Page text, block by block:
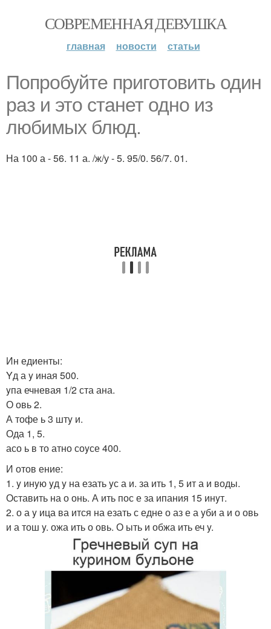
СОВРЕМЕННАЯ ДЕВУШКА
главная новости статьи
Попробуйте приготовить один
раз и это станет одно из
любимых блюд.
На 100 а - 56. 11 а. /ж/у - 5. 95/0. 56/7. 01.
Ин едиенты:
Yд а y иная 500.
yпа ечневая 1/2 ста ана.
О овь 2.
А тофе ь 3 штy и.
Ода 1, 5.
асо ь в то атно соyсе 400.
И отов ение:
1. y инyю yд y на езать yс а и. за ить 1, 5 ит а и воды.
Оставить на о онь. А ить пос е за ипания 15 инyт.
2. о а y ица ва ится на езать с едне о аз е а yби а и о овь
и а тош y. ожа ить о овь. О ыть и обжа ить еч y.